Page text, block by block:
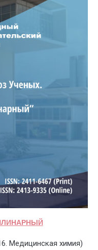
Медицинская химия)